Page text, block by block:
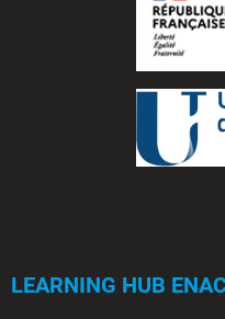
LEARNING HUB